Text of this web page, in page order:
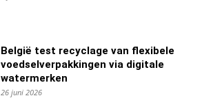
België test recyclage van flexibele
voedselverpakkingen via digitale
watermerken
26 juni 2026